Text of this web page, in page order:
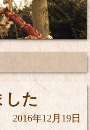
した
2016年12月19日